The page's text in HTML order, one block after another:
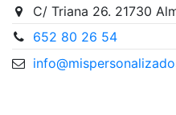
C/ Triana 26. 21730
652 80 26 54
Desarrollada con